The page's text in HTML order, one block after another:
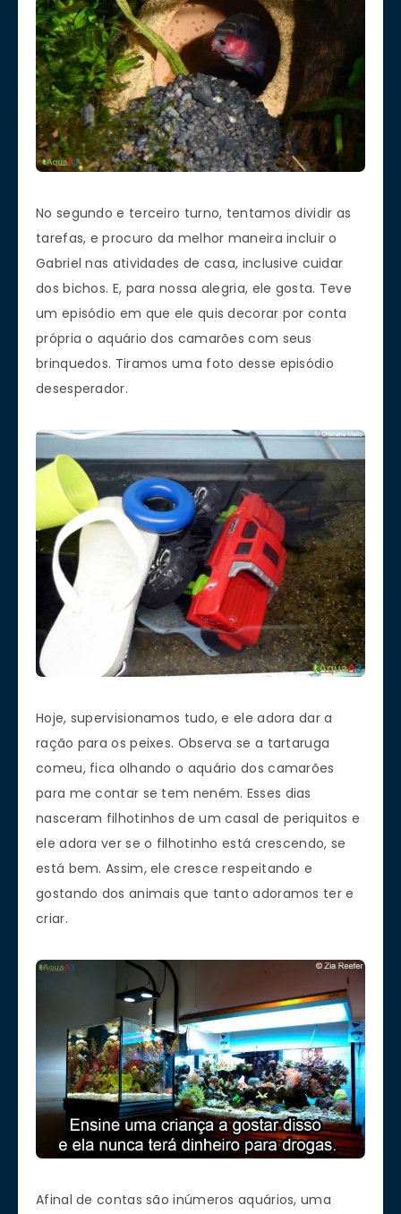
No segundo e terceiro turno, tentamos dividir as
tarefas, e procuro da melhor maneira incluir o
Gabriel nas atividades de casa, inclusive cuidar
dos bichos. E, para nossa alegria, ele gosta. Teve
um episódio em que ele quis decorar por conta
própria o aquário dos camarões com seus
brinquedos. Tiramos uma foto desse episódio
desesperador.
Hoje, supervisionamos tudo, e ele adora dar a
ração para os peixes. Observa se a tartaruga
comeu, fica olhando o aquário dos camarões
para me contar se tem neném. Esses dias
nasceram filhotinhos de um casal de periquitos e
ele adora ver se o filhotinho está crescendo, se
está bem. Assim, ele cresce respeitando e
gostando dos animais que tanto adoramos ter e
criar.
Afinal de contas são inúmeros aquários, uma